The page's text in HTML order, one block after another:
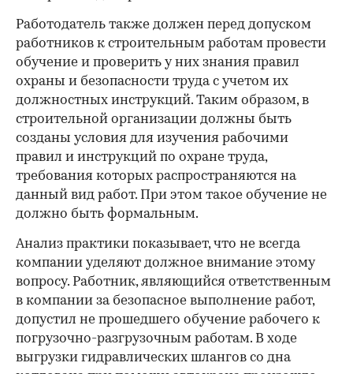
Работодатель также должен перед допуском
работников к строительным работам провести
обучение и проверить у них знания правил
охраны и безопасности труда с учетом их
должностных инструкций. Таким образом, в
строительной организации должны быть
созданы условия для изучения рабочими
правил и инструкций по охране труда,
требования которых распространяются на
данный вид работ. При этом такое обучение не
должно быть формальным.
Анализ практики показывает, что не всегда
компании уделяют должное внимание этому
вопросу. Работник, являющийся ответственным
в компании за безопасное выполнение работ,
допустил не прошедшего обучение рабочего к
погрузочно-разгрузочным работам. В ходе
выгрузки гидравлических шлангов со дна